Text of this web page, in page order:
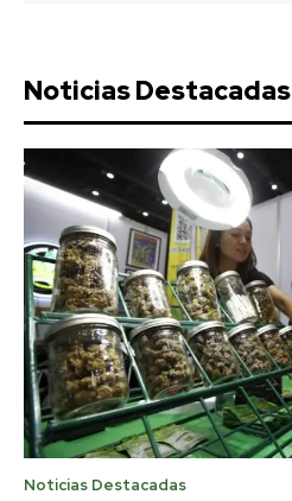
Noticias Destacadas
Noticias Destacadas